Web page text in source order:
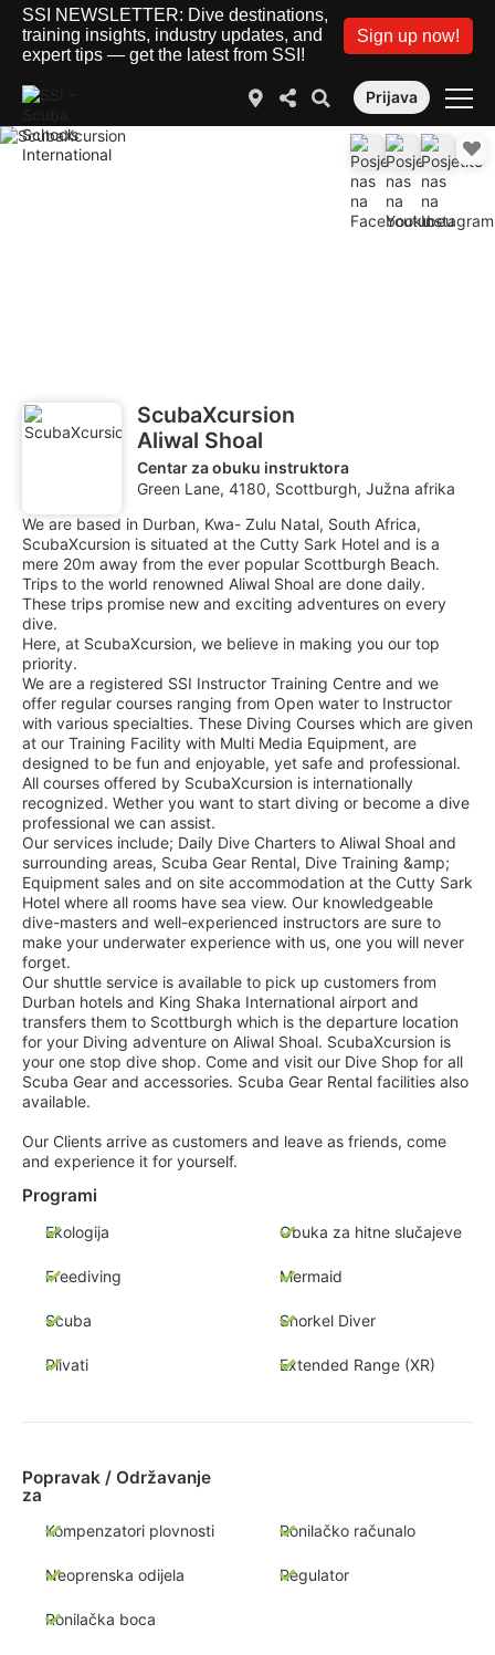
SSI NEWSLETTER: Dive destinations,
training insights, industry updates, and
expert tips — get the latest from SSI!
Sign up now!
Prijava
ScubaXcursion
Aliwal Shoal
Centar za obuku instruktora
Green Lane, 4180, Scottburgh, Južna afrika
We are based in Durban, Kwa- Zulu Natal, South Africa,
ScubaXcursion is situated at the Cutty Sark Hotel and is a
mere 20m away from the ever popular Scottburgh Beach.
Trips to the world renowned Aliwal Shoal are done daily.
These trips promise new and exciting adventures on every
dive.
Here, at ScubaXcursion, we believe in making you our top
priority.
We are a registered SSI Instructor Training Centre and we
offer regular courses ranging from Open water to Instructor
with various specialties. These Diving Courses which are given
at our Training Facility with Multi Media Equipment, are
designed to be fun and enjoyable, yet safe and professional.
All courses offered by ScubaXcursion is internationally
recognized. Wether you want to start diving or become a dive
professional we can assist.
Our services include; Daily Dive Charters to Aliwal Shoal and
surrounding areas, Scuba Gear Rental, Dive Training &amp;
Equipment sales and on site accommodation at the Cutty Sark
Hotel where all rooms have sea view. Our knowledgeable
dive-masters and well-experienced instructors are sure to
make your underwater experience with us, one you will never
forget.
Our shuttle service is available to pick up customers from
Durban hotels and King Shaka International airport and
transfers them to Scottburgh which is the departure location
for your Diving adventure on Aliwal Shoal. ScubaXcursion is
your one stop dive shop. Come and visit our Dive Shop for all
Scuba Gear and accessories. Scuba Gear Rental facilities also
available.
Our Clients arrive as customers and leave as friends, come
and experience it for yourself.
Programi
Ekologija Obuka za hitne slučajeve
Freediving Mermaid
Scuba Snorkel Diver
Plivati Extended Range (XR)
Popravak / Održavanje
za
Kompenzatori plovnosti Ronilačko računalo
Neoprenska odijela Regulator
Ronilačka boca